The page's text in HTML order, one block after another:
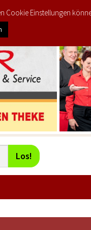
MEIN KONTO
Los!
Cookie Einstellungen